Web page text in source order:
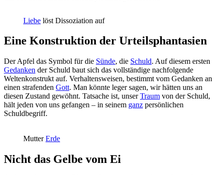
Liebe löst Dissoziation auf
Eine Konstruktion der Urteilsphantasien
Der Apfel das Symbol für die Sünde, die Schuld. Auf diesem ersten
Gedanken der Schuld baut sich das vollständige nachfolgende
Weltenkonstrukt auf. Verhaltensweisen, bestimmt vom Gedanken an
einen strafenden Gott. Man könnte leger sagen, wir hätten uns an
diesen Zustand gewöhnt. Tatsache ist, unserTraum von der Schuld,
hält jeden von uns gefangen – in seinem ganz persönlichen
Schuldbegriff.
MutterErde
Nicht das Gelbe vom Ei